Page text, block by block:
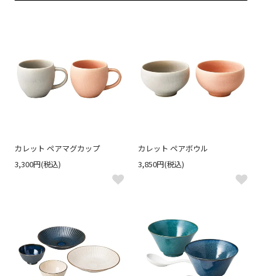
カレット ペアマグカップ
3,300円(税込)
カレット ペアボウル
3,850円(税込)